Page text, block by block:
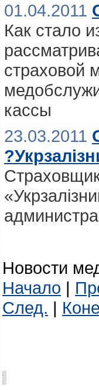
01.04.2011
Как стало
страховой
кассы
23.03.2011
Новости
Начало |
След. |